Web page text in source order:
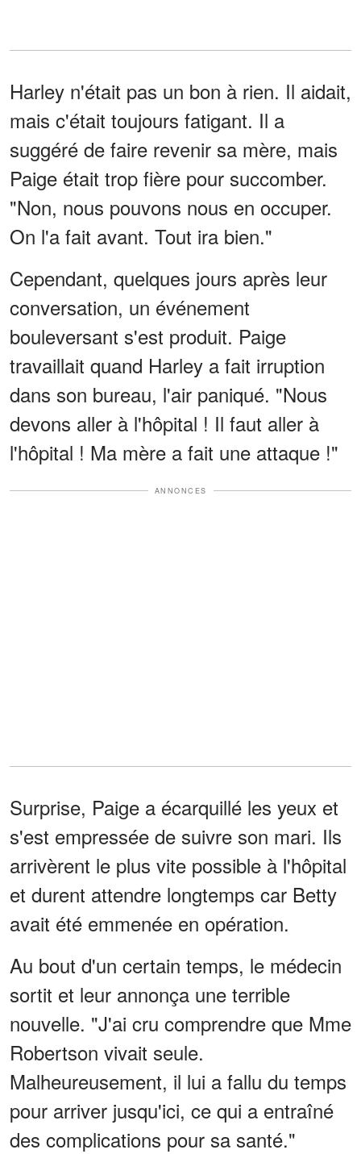
Harley n'était pas un bon à rien. Il aidait,
mais c'était toujours fatigant. Il a
suggéré de faire revenir sa mère, mais
Paige était trop fière pour succomber.
"Non, nous pouvons nous en occuper.
On l'a fait avant. Tout ira bien."
Cependant, quelques jours après leur
conversation, un événement
bouleversant s'est produit. Paige
travaillait quand Harley a fait irruption
dans son bureau, l'air paniqué. "Nous
devons aller à l'hôpital ! Il faut aller à
l'hôpital ! Ma mère a fait une attaque !"
ANNONCES
Surprise, Paige a écarquillé les yeux et
s'est empressée de suivre son mari. Ils
arrivèrent le plus vite possible à l'hôpital
et durent attendre longtemps car Betty
avait été emmenée en opération.
Au bout d'un certain temps, le médecin
sortit et leur annonça une terrible
nouvelle. "J'ai cru comprendre que Mme
Robertson vivait seule.
Malheureusement, il lui a fallu du temps
pour arriver jusqu'ici, ce qui a entraîné
des complications pour sa santé."